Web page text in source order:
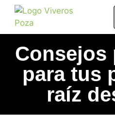
Consejos
para tus
raíz